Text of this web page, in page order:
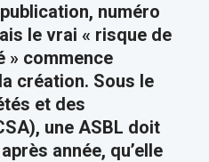
numéro
le vrai « risque de
» commence
création. Sous le
et des
une ASBL doit
année, qu’elle